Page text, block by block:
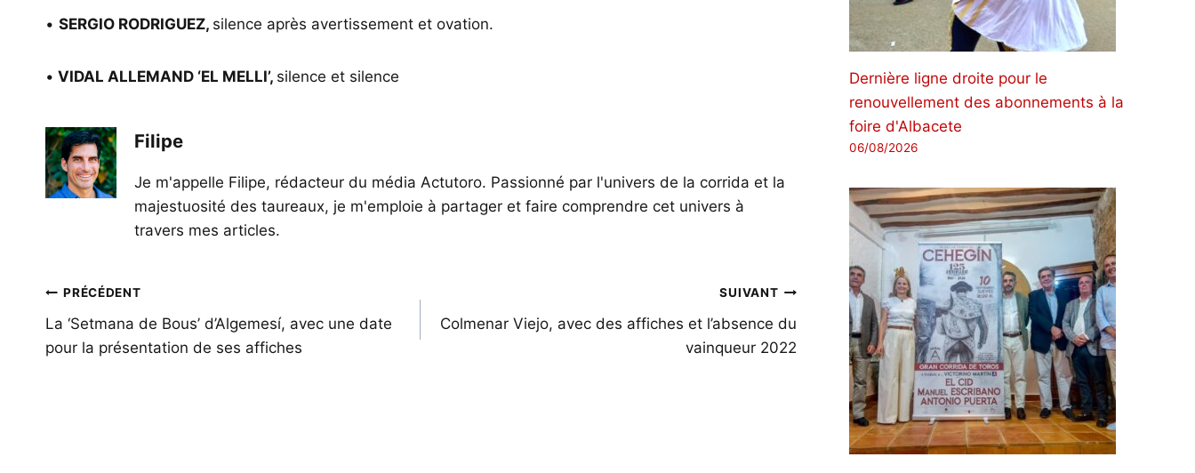
• SERGIO RODRIGUEZ, silence après avertissement et ovation.
• VIDAL ALLEMAND ‘EL MELLI’, silence et silence
Filipe
Je m'appelle Filipe, rédacteur du média Actutoro. Passionné par l'univers de la corrida et la
majestuosité des taureaux, je m'emploie à partager et faire comprendre cet univers à
travers mes articles.
Navigation
de
l’article
PRÉCÉDENT
La ‘Setmana de Bous’ d’Algemesí, avec une date
pour la présentation de ses affiches
SUIVANT
Colmenar Viejo, avec des affiches et l’absence du
vainqueur 2022
Dernière ligne droite pour le
renouvellement des abonnements à la
foire d'Albacete
06/08/2026